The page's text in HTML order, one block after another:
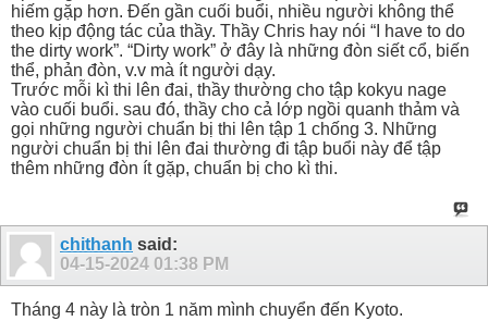
hiếm gặp hơn. Đến gần cuối buổi, nhiều người không thể
theo kịp động tác của thầy. Thầy Chris hay nói “I have to do
the dirty work”. “Dirty work” ở đây là những đòn siết cổ, biến
thể, phản đòn, v.v mà ít người dạy.
Trước mỗi kì thi lên đai, thầy thường cho tập kokyu nage
vào cuối buổi. sau đó, thầy cho cả lớp ngồi quanh thảm và
gọi những người chuẩn bị thi lên tập 1 chống 3. Những
người chuẩn bị thi lên đai thường đi tập buổi này để tập
thêm những đòn ít gặp, chuẩn bị cho kì thi.
chithanh said:
04-15-2024 01:38 PM
Tháng 4 này là tròn 1 năm mình chuyển đến Kyoto.